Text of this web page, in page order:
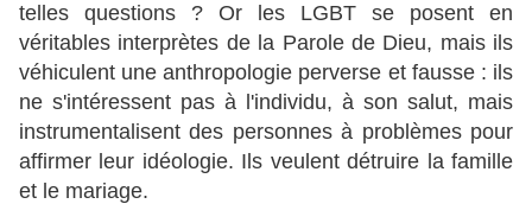
telles questions ? Or les LGBT se posent en
véritables interprètes de la Parole de Dieu, mais ils
véhiculent une anthropologie perverse et fausse : ils
ne s'intéressent pas à l'individu, à son salut, mais
instrumentalisent des personnes à problèmes pour
affirmer leur idéologie. Ils veulent détruire la famille
et le mariage.